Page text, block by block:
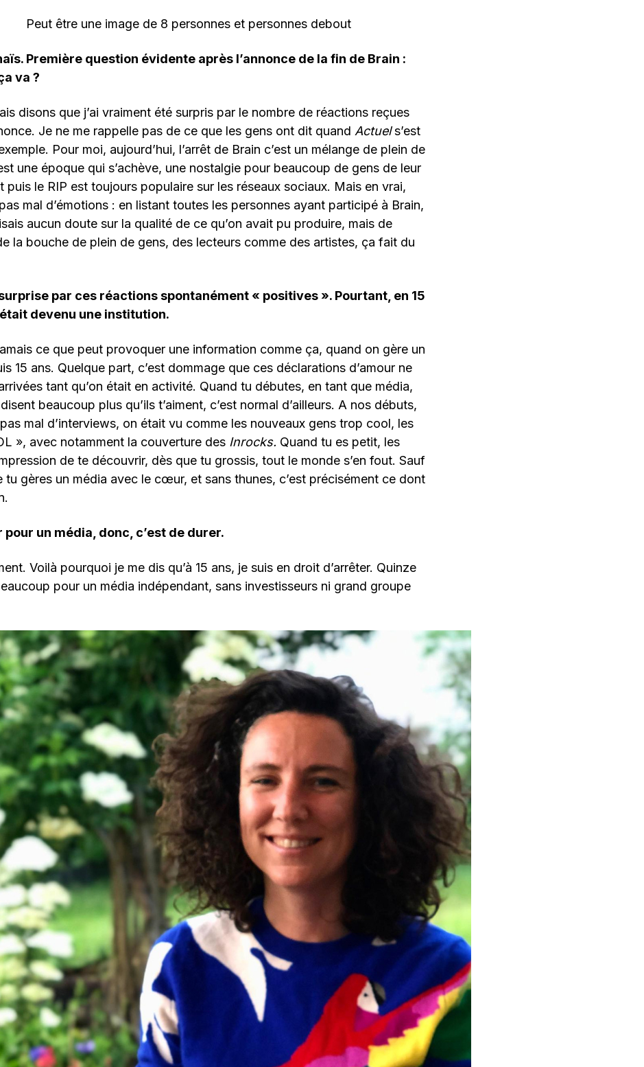
Première question évidente après l’annonce de la fin de Brain :
va ?
disons que j’ai vraiment été surpris par le nombre de réactions reçues
Je ne me rappelle pas de ce que les gens ont dit quand Actuels’est
Pour moi, aujourd’hui, l’arrêt de Brain c’est un mélange de plein de
une époque qui s’achève, une nostalgie pour beaucoup de gens de leur
puis le RIP est toujours populaire sur les réseaux sociaux. Mais en vrai,
mal d’émotions : en listant toutes les personnes ayant participé à Brain,
aucun doute sur la qualité de ce qu’on avait pu produire, mais de
la bouche de plein de gens, des lecteurs comme des artistes, ça fait du
par ces réactions spontanément « positives ». Pourtant, en 15
devenu une institution.
ce que peut provoquer une information comme ça, quand on gère un
15 ans. Quelque part, c’est dommage que ces déclarations d’amour ne
tant qu’on était en activité. Quand tu débutes, en tant que média,
beaucoup plus qu’ils t’aiment, c’est normal d’ailleurs. A nos débuts,
mal d’interviews, on était vu comme les nouveaux gens trop cool, les
», avec notamment la couverture des Inrocks. Quand tu es petit, les
de te découvrir, dès que tu grossis, tout le monde s’en fout. Sauf
tu gères un média avec le cœur, et sans thunes, c’est précisément ce dont
pour un média, donc, c’est de durer.
Voilà pourquoi je me dis qu’à 15 ans, je suis en droit d’arrêter. Quinze
pour un média indépendant, sans investisseurs ni grand groupe